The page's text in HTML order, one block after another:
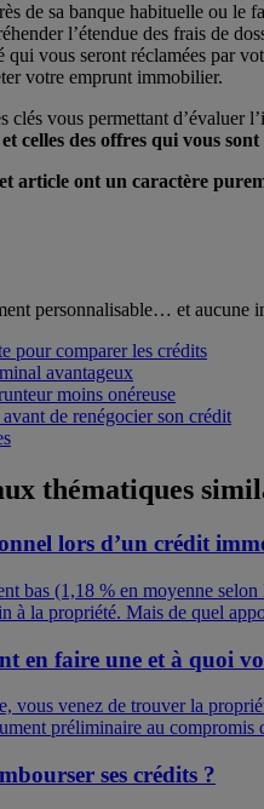
de sa banque habituelle ou le
l’étendue des frais de
qui vous seront réclamées par
votre emprunt immobilier.
clés vous permettant d’évaluer
celles des offres qui vous sont
article ont un caractère
personnalisable… et aucune
pour comparer les crédits
avantageux
moins onéreuse
de renégocier son crédit
thématiques
lors d’un crédit
bas (1,18 % en moyenne
à la propriété. Mais de quel
en faire une et à quoi
vous venez de trouver la
préliminaire au compromis
ses crédits ?